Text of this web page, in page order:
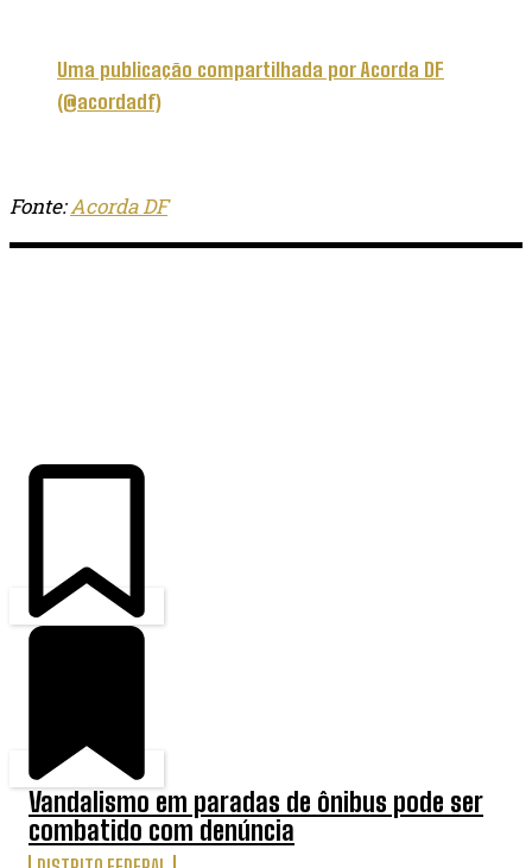
Uma publicação compartilhada por Acorda DF
(@acordadf)
Fonte:Acorda DF
Vandalismo em paradas de ônibus pode ser
combatido com denúncia